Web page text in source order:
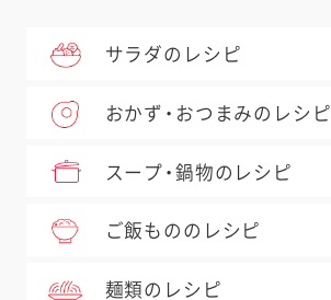
サラダのレシピ
おかず・おつまみのレシピ
スープ・鍋物のレシピ
ご飯もののレシピ
麺類のレシピ